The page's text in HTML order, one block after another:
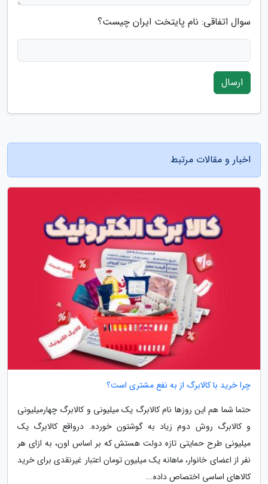
سوال اتفاقی: نام پایتخت ایران چیست؟
ارسال
اخبار و مقالات مرتبط
چرا خرید با کالابرگ از به نفع مشتری است؟
حتما شما هم این روزها نام کالابرگ یک میلیونی و کالابرگ چهارمیلیونی
و کالابرگ روش دوم زیاد به گوشتون خورده. درواقع کالابرگ یک
میلیونی طرح حمایتی تازه دولت هستش که بر اساس اون، به ازای هر
نفر از اعضای خانوار، ماهانه یک میلیون تومان اعتبار غیرنقدی برای خرید
کالاهای اساسی اختصاص داده...